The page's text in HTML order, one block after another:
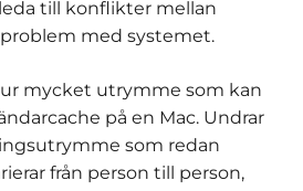
till konflikter mellan
med systemet.
mycket utrymme som kan
på en Mac. Undrar
som redan
från person till person,